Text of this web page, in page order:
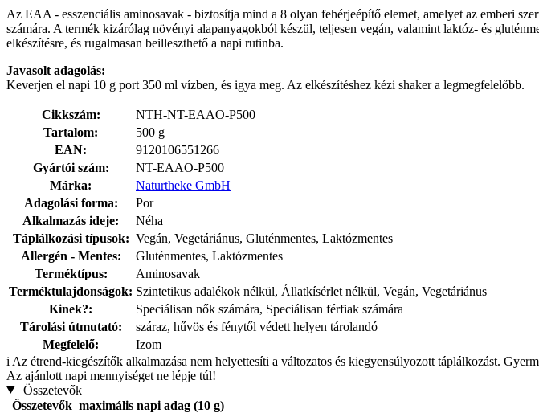
Az EAA - esszenciális aminosavak - biztosítja mind a 8 olyan fehérjeépítő elemet, amelyet az emberi
számára. A termék kizárólag növényi alapanyagokból készül, teljesen vegán, valamint laktóz- és
elkészítésre, és rugalmasan beilleszthető a napi rutinba.
Javasolt adagolás:
Keverjen el napi 10 g port 350 ml vízben, és igya meg. Az elkészítéshez kézi shaker a legmegfelelőbb.
Cikkszám:
NTH-NT-EAAO-P500
Tartalom:
500 g
EAN:
9120106551266
Gyártói szám:
NT-EAAO-P500
Márka:
Naturtheke GmbH
Adagolási forma:
Por
Alkalmazás ideje:
Néha
Táplálkozási típusok: Vegán, Vegetáriánus, Gluténmentes, Laktózmentes
Allergén - Mentes:
Gluténmentes, Laktózmentes
Terméktípus:
Aminosavak
Terméktulajdonságok: Szintetikus adalékok nélkül, Állatkísérlet nélkül, Vegán, Vegetáriánus
Kinek?:
Speciálisan nők számára, Speciálisan férfiak számára
Tárolási útmutató:
száraz, hűvös és fénytől védett helyen tárolandó
Megfelelő:
Izom
i Az étrend-kiegészítők alkalmazása nem helyettesíti a változatos és kiegyensúlyozott táplálkozást.
Az ajánlott napi mennyiséget ne lépje túl!
Összetevők
Összetevők maximális napi adag (10 g)